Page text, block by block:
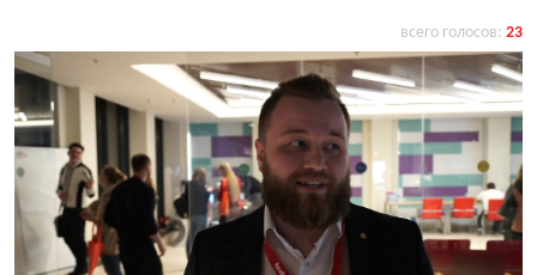
всего голосов: 23